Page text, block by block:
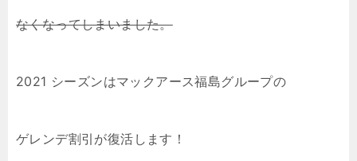
なくなってしまいました。
2021 シーズンはマックアース福島グループの
ゲレンデ割引が復活します！